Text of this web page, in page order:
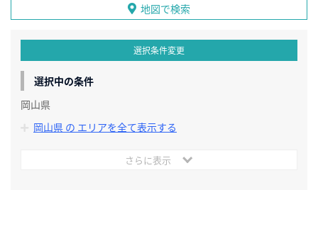
地図で検索
選択条件変更
選択中の条件
岡山県
岡山県 の エリアを全て表示する
さらに表示